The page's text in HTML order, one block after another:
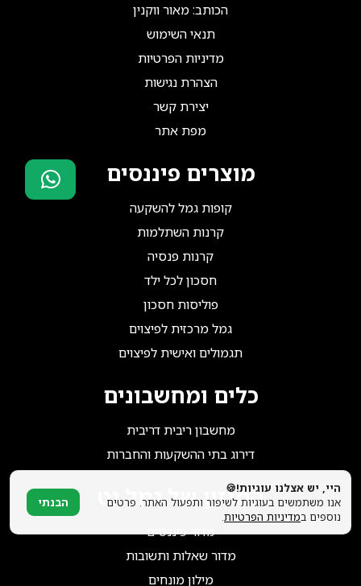
הכותב: מאור ווקנין
תנאי השימוש
מדיניות הפרטיות
הצהרת נגישות
יצירת קשר
מפת אתר
מוצרים פיננסים
קופות גמל להשקעה
קרנות השתלמות
קרנות פנסיה
חסכון לכל ילד
פוליסות חסכון
גמל מרכזית לפיצוים
תגמולים ואישית לפיצוים
כלים ומחשבונים
מחשבון ריבית דריבית
דירוג בתי ההשקעות והחברות
המגזין של גמל נט
מדור פיננסים
מדור שאלות ותשובות
מילון מונחים
היי, יש אצלנו עוגיות!🍪
אנו משתמשים בעוגיות לשיפור ותפעול האתר. פרטים
נוספים במדיניות הפרטיות.
הבנתי